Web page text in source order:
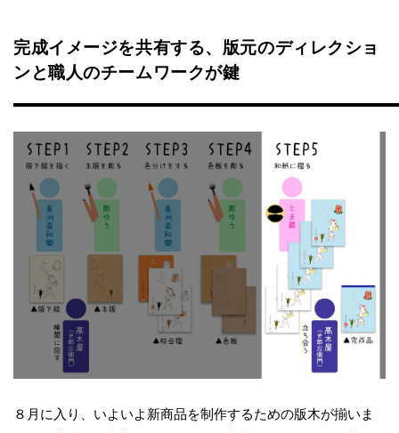
完成イメージを共有する、版元のディレクショ
ンと職人のチームワークが鍵
８月に入り、いよいよ新商品を制作するための版木が揃いま